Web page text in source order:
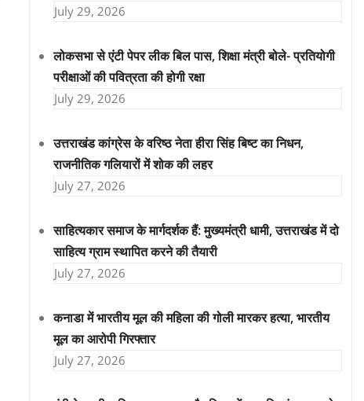
July 29, 2026
लोकसभा से एंटी पेपर लीक बिल पास, शिक्षा मंत्री बोले- प्रतियोगी
परीक्षाओं की पवित्रता की होगी रक्षा
July 29, 2026
उत्तराखंड कांग्रेस के वरिष्ठ नेता हीरा सिंह बिष्ट का निधन,
राजनीतिक गलियारों में शोक की लहर
July 27, 2026
साहित्यकार समाज के मार्गदर्शक हैं: मुख्यमंत्री धामी, उत्तराखंड में दो
साहित्य ग्राम स्थापित करने की तैयारी
July 27, 2026
कनाडा में भारतीय मूल की महिला की गोली मारकर हत्या, भारतीय
मूल का आरोपी गिरफ्तार
July 27, 2026